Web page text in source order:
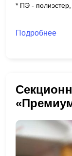
* ПЭ -
Подробнее